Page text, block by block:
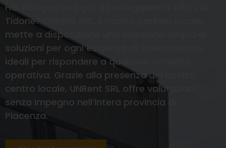
Hai bisogno una gru da noleggiare a Alta Val
Tidone? UNRent SRL, il nostro partner locale,
mette a disposizione una selezione ampia di
soluzioni per ogni esigenza di sollevamento,
ideali per rispondere a qualsiasi richiesta
operativa. Grazie alla presenza del nostro
centro locale, UNRent SRL offre valutazioni
senza impegno nell’intera provincia di
Piacenza.